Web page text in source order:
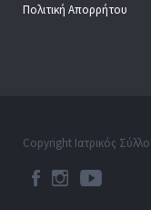
Πολιτική Απορρήτου
Copyright Ιατρικός